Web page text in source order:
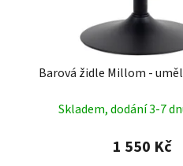
Barová židle Millom -
Skladem, dodání 3-7
1 550 Kč